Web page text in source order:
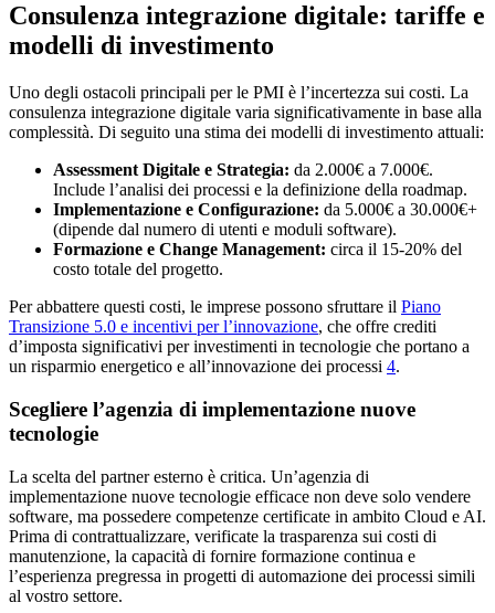
Consulenza integrazione digitale: tariffe e
modelli di investimento
Uno degli ostacoli principali per le PMI è l’incertezza sui costi. La
consulenza integrazione digitale varia significativamente in base alla
complessità. Di seguito una stima dei modelli di investimento attuali:
Assessment Digitale e Strategia: da 2.000€ a 7.000€.
Include l’analisi dei processi e la definizione della roadmap.
Implementazione e Configurazione: da 5.000€ a 30.000€+
(dipende dal numero di utenti e moduli software).
Formazione e Change Management: circa il 15-20% del
costo totale del progetto.
Per abbattere questi costi, le imprese possono sfruttare il Piano
Transizione 5.0 e incentivi per l’innovazione, che offre crediti
d’imposta significativi per investimenti in tecnologie che portano a
un risparmio energetico e all’innovazione dei processi 4.
Scegliere l’agenzia di implementazione nuove
tecnologie
La scelta del partner esterno è critica. Un’agenzia di
implementazione nuove tecnologie efficace non deve solo vendere
software, ma possedere competenze certificate in ambito Cloud e AI.
Prima di contrattualizzare, verificate la trasparenza sui costi di
manutenzione, la capacità di fornire formazione continua e
l’esperienza pregressa in progetti di automazione dei processi simili
al vostro settore.